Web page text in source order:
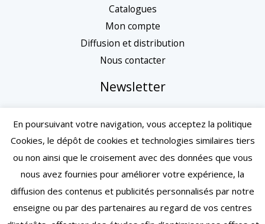
Catalogues
Mon compte
Diffusion et distribution
Nous contacter
Newsletter
En poursuivant votre navigation, vous acceptez la politique
Cookies, le dépôt de cookies et technologies similaires tiers
ou non ainsi que le croisement avec des données que vous
nous avez fournies pour améliorer votre expérience, la
diffusion des contenus et publicités personnalisés par notre
enseigne ou par des partenaires au regard de vos centres